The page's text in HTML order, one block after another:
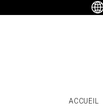
ACCUEIL